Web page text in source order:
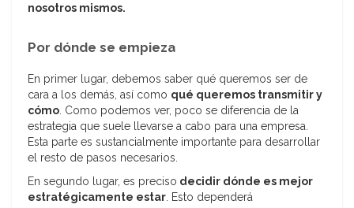
nosotros mismos.
Por dónde se empieza
En primer lugar, debemos saber qué queremos ser de
cara a los demás, así como qué queremos transmitir y
cómo. Como podemos ver, poco se diferencia de la
estrategia que suele llevarse a cabo para una empresa.
Esta parte es sustancialmente importante para desarrollar
el resto de pasos necesarios.
En segundo lugar, es preciso decidir dónde es mejor
estratégicamente estar. Esto dependerá